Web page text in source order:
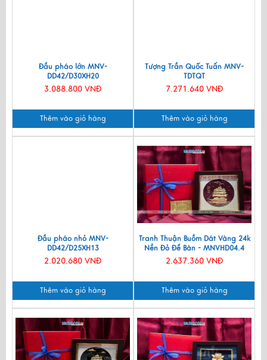
Đầu pháo lớn MNV-
DD42/D30XH20
3.088.800 VNĐ
Thêm vào giỏ hàng
Tượng Trần Quốc Tuấn MNV-
TDTQT
7.271.640 VNĐ
Thêm vào giỏ hàng
Đầu pháo nhỏ MNV-
DD42/D25XH13
2.020.680 VNĐ
Thêm vào giỏ hàng
Tranh Thuận Buồm Dát Vàng 24k
Nền Đỏ Để Bàn - MNVHD04.4
2.637.360 VNĐ
Thêm vào giỏ hàng